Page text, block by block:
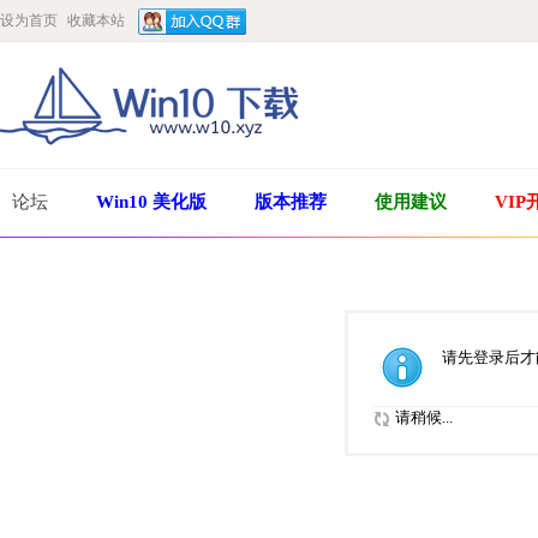
设为首页 收藏本站
论坛 Win10 美化版 版本推荐 使用建议 VIP
请先登录后
请稍候...